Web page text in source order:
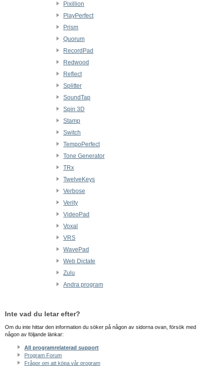
Pixillion
PlayPerfect
Prism
Quorum
RecordPad
Redwood
Reflect
Splitter
SoundTap
Spin 3D
Stamp
Switch
TempoPerfect
Tone Generator
TRx
TwelveKeys
Verbose
Verity
VideoPad
Voxal
VRS
WavePad
Web Dictate
Zulu
Andra program
Inte vad du letar efter?
Om du inte hittar den information du söker på någon av sidorna ovan, försök med
någon av följande länkar:
All programrelaterad support
Program Forum
Frågor om att köpa vår program